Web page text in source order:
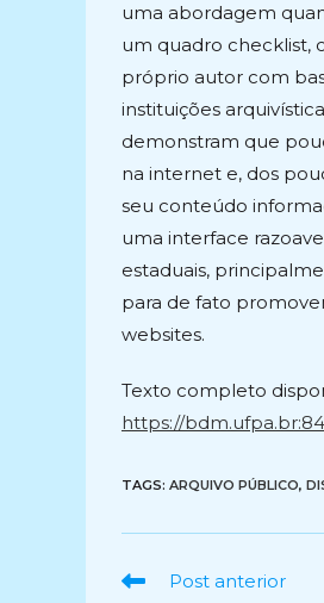
uma abordagem
um quadro checklist,
próprio autor com
instituições
demonstram que
na internet e, dos
seu conteúdo
uma interface
estaduais,
para de fato
websites.
Texto completo
https://
TAGS: ARQUIVO PÚBLICO,
Ler
Post anterior